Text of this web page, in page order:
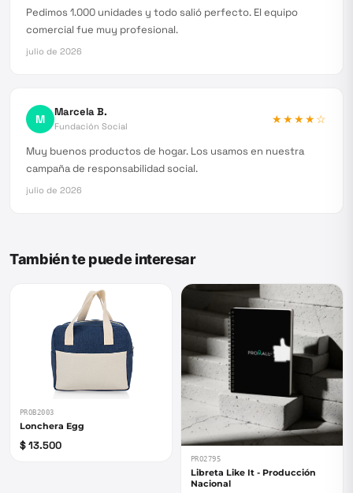
Pedimos 1.000 unidades y todo salió perfecto. El equipo
comercial fue muy profesional.
julio de 2026
M Marcela B.
Fundación Social
★★★★☆
Muy buenos productos de hogar. Los usamos en nuestra
campaña de responsabilidad social.
julio de 2026
También te puede interesar
PROB2003
Lonchera Egg
$ 13.500
PRO2795
Libreta Like It - Producción
Nacional